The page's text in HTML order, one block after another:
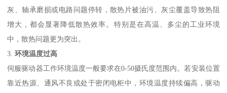
灰、轴承磨损或电路问题停转，散热片被油污、灰尘覆盖导致热阻
增大，都会显著降低散热效率。特别是在高温、多尘的工业环境
中，散热问题更为突出。
3.环境温度过高
伺服驱动器工作环境温度一般要求在0-50摄氏度范围内。若安装位置
靠近热源、通风不良或处于密闭电柜中，环境温度持续偏高，驱动